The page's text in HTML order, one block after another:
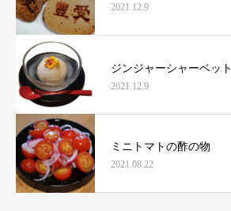
2021.12.9
ジンジャーシャーベット
2021.12.9
ミニトマトの酢の物
2021.08.22